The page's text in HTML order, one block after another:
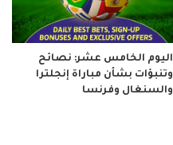
اليوم الخامس عشر: نصائح
وتنبؤات بشأن مباراة إنجلترا
والسنغال وفرنسا